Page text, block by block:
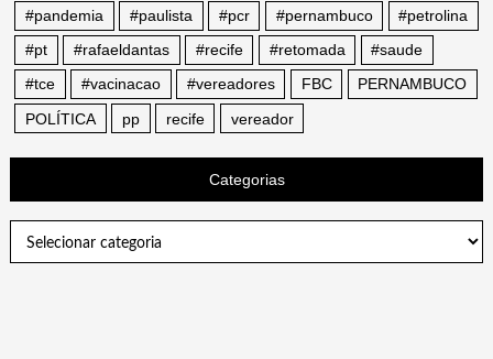
#pandemia
#paulista #pcr #pernambuco
#petrolina
#pt
#rafaeldantas #recife #retomada
#saude
#tce
#vacinacao #vereadores FBC
PERNAMBUCO
POLÍTICA
pp recife vereador
Categorias